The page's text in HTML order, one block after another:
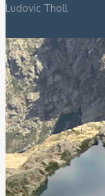
Ludovic Tholl